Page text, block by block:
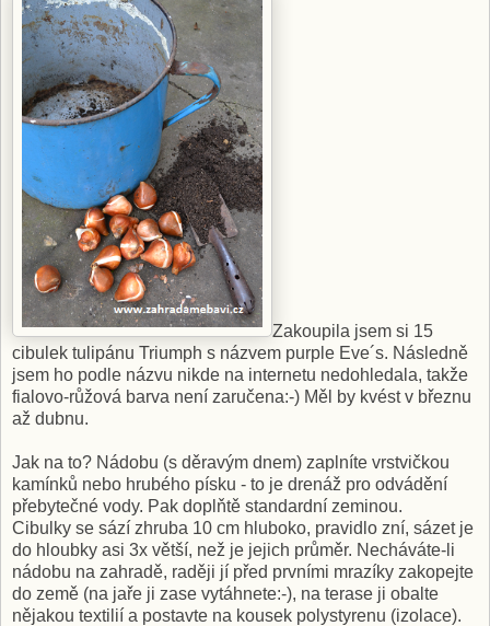
Zakoupila jsem si 15
cibulek tulipánu Triumph s názvem purple Eve´s. Následně
jsem ho podle názvu nikde na internetu nedohledala, takže
fialovo-růžová barva není zaručena:-) Měl by kvést v březnu
až dubnu.
Jak na to? Nádobu (s děravým dnem) zaplníte vrstvičkou
kamínků nebo hrubého písku - to je drenáž pro odvádění
přebytečné vody. Pak doplňtě standardní zeminou.
Cibulky se sází zhruba 10 cm hluboko, pravidlo zní, sázet je
do hloubky asi 3x větší, než je jejich průměr. Necháváte-li
nádobu na zahradě, raději jí před prvními mrazíky zakopejte
do země (na jaře ji zase vytáhnete:-), na terase ji obalte
nějakou textilií a postavte na kousek polystyrenu (izolace).